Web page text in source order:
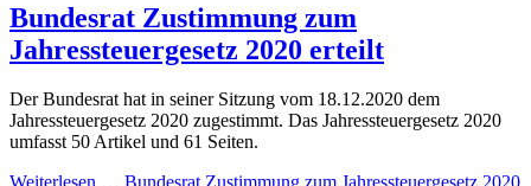
Bundesrat Zustimmung zum
Jahressteuergesetz 2020 erteilt
Der Bundesrat hat in seiner Sitzung vom 18.12.2020 dem
Jahressteuergesetz 2020 zugestimmt. Das Jahressteuergesetz 2020
umfasst 50 Artikel und 61 Seiten.